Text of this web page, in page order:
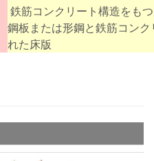
鉄筋コンクリート構造をも
鋼板または形鋼と鉄筋コン
れた床版